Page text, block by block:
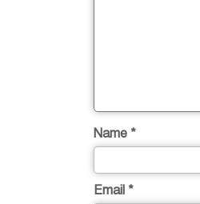
Name *
Email *